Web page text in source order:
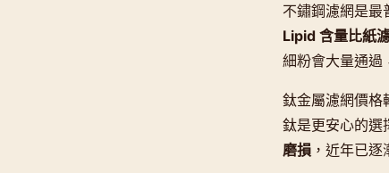
不鏽鋼濾網是最
Lipid 含量比紙
細粉會大量通過
鈦金屬濾網價格
鈦是更安心的選
磨損 ，近年已